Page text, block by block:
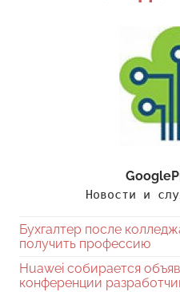
Новости и
Бухгалтер после
получить профессию
Huawei собирается
конференции